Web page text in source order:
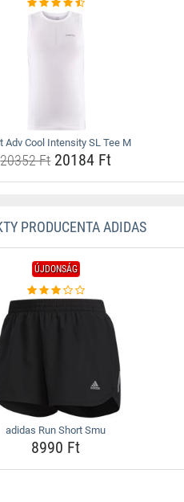
Adv Cool Intensity SL Tee M
20352 Ft20184 Ft
PRODUCENTA ADIDAS
ÚJDONSÁG
adidas Run Short Smu
8990 Ft